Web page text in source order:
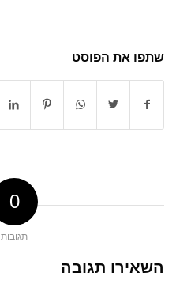
שתפו את הפוסט
0
תגובות
השאירו תגובה